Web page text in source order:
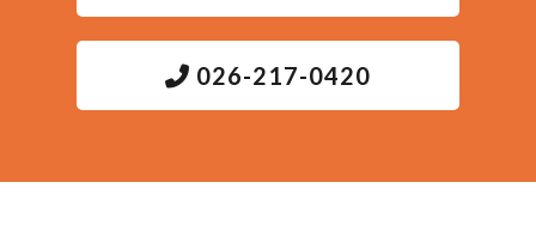
026-217-0420